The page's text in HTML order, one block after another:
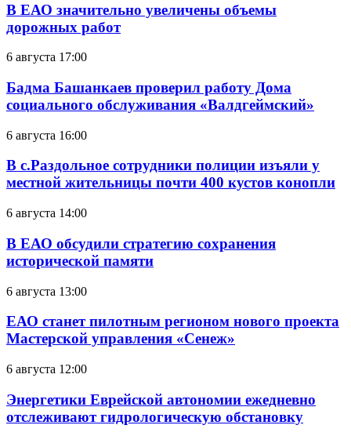
В ЕАО значительно увеличены объемы
дорожных работ
6 августа 17:00
Бадма Башанкаев проверил работу Дома
социального обслуживания «Валдгеймский»
6 августа 16:00
В с.Раздольное сотрудники полиции изъяли у
местной жительницы почти 400 кустов конопли
6 августа 14:00
В ЕАО обсудили стратегию сохранения
исторической памяти
6 августа 13:00
ЕАО станет пилотным регионом нового проекта
Мастерской управления «Сенеж»
6 августа 12:00
Энергетики Еврейской автономии ежедневно
отслеживают гидрологическую обстановку